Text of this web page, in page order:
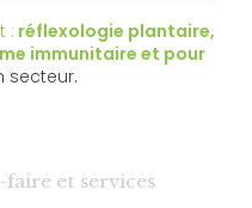
: réflexologie plantaire,
immunitaire et pour
secteur.
faire et services